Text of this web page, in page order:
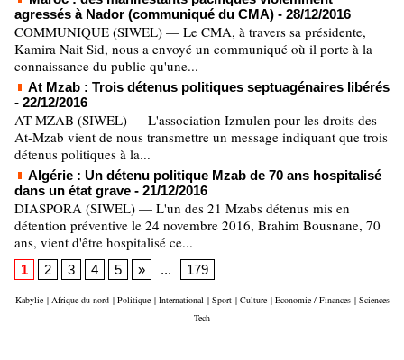
agressés à Nador (communiqué du CMA) - 28/12/2016
COMMUNIQUE (SIWEL) — Le CMA, à travers sa présidente,
Kamira Nait Sid, nous a envoyé un communiqué où il porte à la
connaissance du public qu'une...
At Mzab : Trois détenus politiques septuagénaires libérés
- 22/12/2016
AT MZAB (SIWEL) — L'association Izmulen pour les droits des
At-Mzab vient de nous transmettre un message indiquant que trois
détenus politiques à la...
Algérie : Un détenu politique Mzab de 70 ans hospitalisé
dans un état grave - 21/12/2016
DIASPORA (SIWEL) — L'un des 21 Mzabs détenus mis en
détention préventive le 24 novembre 2016, Brahim Bousnane, 70
ans, vient d'être hospitalisé ce...
1 2 3 4 5 » ... 179
Kabylie | Afrique du nord | Politique | International | Sport | Culture | Economie / Finances | Sciences
Tech